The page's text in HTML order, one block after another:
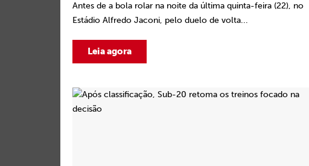
Antes de a bola rolar na noite da última quinta-feira (22), no
Estádio Alfredo Jaconi, pelo duelo de volta...
Leia agora